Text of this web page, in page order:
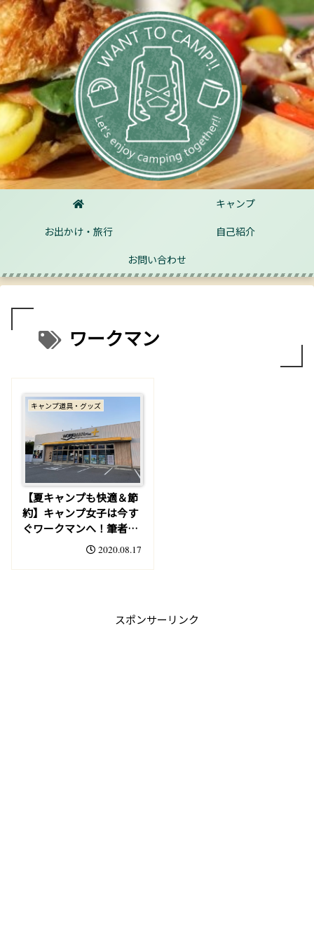
キャンプ
お出かけ・旅行
自己紹介
お問い合わせ
ワークマン
キャンプ道具・グッズ
【夏キャンプも快適＆節
約】キャンプ女子は今す
ぐワークマンへ！筆者が
気になったアイテムのご
2020.08.17
スポンサーリンク